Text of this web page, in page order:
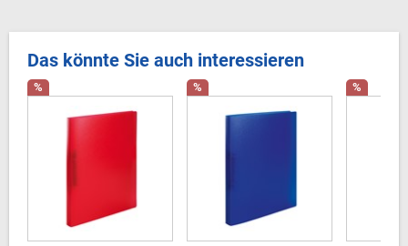
Das könnte Sie auch interessieren
% % %